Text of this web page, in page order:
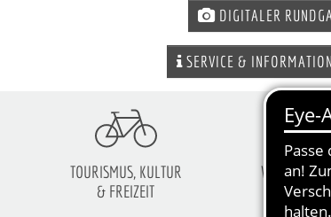
DIGITALER
SERVICE & INFORMATION
TOURISMUS, KULTUR
& FREIZEIT
STANDORT